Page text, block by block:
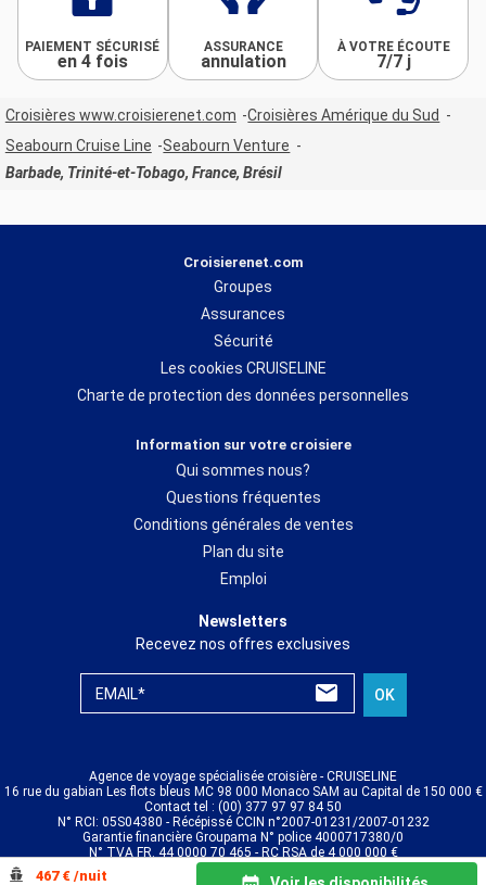
467 € /nuit
PAIEMENT SÉCURISÉ
en 4 fois
ASSURANCE
annulation
À VOTRE ÉCOUTE
7/7 j
Croisières www.croisierenet.com
Croisières Amérique du Sud
Seabourn Cruise Line
Seabourn Venture
Barbade, Trinité-et-Tobago, France, Brésil
Croisierenet.com
Groupes
Assurances
Sécurité
Les cookies CRUISELINE
Charte de protection des données personnelles
Information sur votre croisiere
Qui sommes nous?
Questions fréquentes
Conditions générales de ventes
Plan du site
Emploi
Newsletters
Recevez nos offres exclusives
EMAIL* OK
Agence de voyage spécialisée croisière - CRUISELINE
16 rue du gabian Les flots bleus MC 98 000 Monaco SAM au Capital de 150 000 €
Contact tel : (00) 377 97 97 84 50
N° RCI: 05S04380 - Récépissé CCIN n°2007-01231/2007-01232
Garantie financière Groupama N° police 4000717380/0
N° TVA FR. 44 0000 70 465 - RC RSA de 4 000 000 €
© CRUISELINE 2026 - all rights reserved